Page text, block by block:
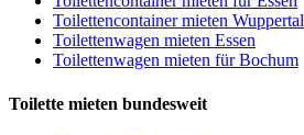
Toilettencontainer mieten Wuppertal
Toilettenwagen mieten Essen
Toilettenwagen mieten für Bochum
Toilette mieten bundesweit